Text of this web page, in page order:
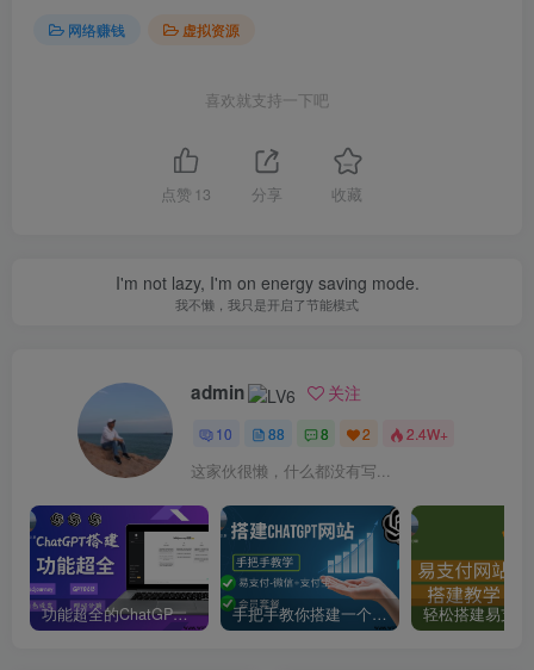
网络赚钱 虚拟资源
喜欢就支持一下吧
点赞 13 分享 收藏
I'm not lazy, I'm on energy saving mode.
我不懒，我只是开启了节能模式
admin 关注
10 88 8 2 2.4W+
这家伙很懒，什么都没有写...
功能超全的ChatGPT网站搭建教学-支持Midjourney绘画+GPT4/GPT0613+角色设定 手把手教你搭建一个ChatGPT聊天网站-支持会员套餐和易